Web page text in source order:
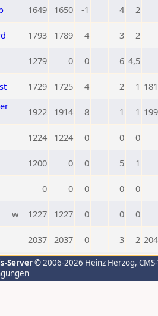
1649 1650 -1 4 2
1793 1789 4 3 2
1279 0 0 6 4,5
1729 1725 4 2 1
1922 1914 8 1 1
1224 1224 0 0 0
1200 0 0 5 1
0 0 0 0 0
w 1227 1227 0 0 0
2037 2037 0 3 2
Server© 2006-2026 Heinz Herzog,